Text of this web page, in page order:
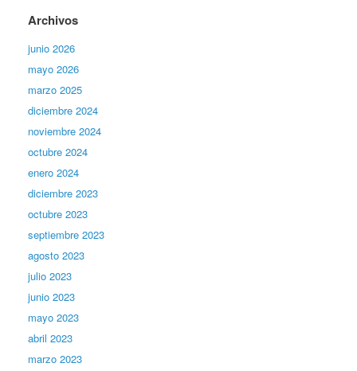
Archivos
junio 2026
mayo 2026
marzo 2025
diciembre 2024
noviembre 2024
octubre 2024
enero 2024
diciembre 2023
octubre 2023
septiembre 2023
agosto 2023
julio 2023
junio 2023
mayo 2023
abril 2023
marzo 2023